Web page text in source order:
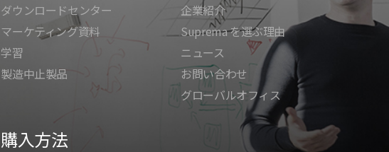
ダウンロードセンター
マーケティング資料
学習
製造中止製品
企業紹介
Suprema を選ぶ理由
ニュース
お問い合わせ
グローバルオフィス
購入方法